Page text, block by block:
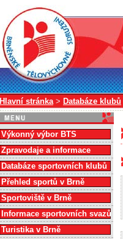
Hlavní stránka> Databáze klubů
Výkonný výbor BTS
Zpravodaje a informace
Databáze sportovních klubů
Přehled sportů v Brně
Sportoviště v Brně
Informace sportovních svazů
Turistika v Brně